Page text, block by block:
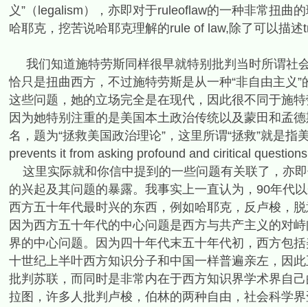
义”（legalism），亦即对于ruleoflaw的一种非常扭曲
哈耶克，挖苦说哈耶克理解的rule of law,除了可以描
我们知道施特劳斯同样很早就特别批判当时所谓社
恰只是扭曲西方，不过施特劳斯是从一种“非自由主义
这些问题，她的立场完全是在现代，因此很不同于施
因为她特别注重的是美国本土政治传统以及蒙田和孟
名，题为“拯救美国政治理论”，这里所谓“拯救”就是
prevents it from asking profound and ciritical
这里实际就和你信中提到的一些问题有关联了，亦
的兴起及其问题的暴露。我事实上一直认为，90年代
西方五十年代最时兴的东西，例如哈耶克，反卢梭，
因为西方五十年代的中心问题是西方与共产主义的对
界的中心问题。因为四十年代末五十年代初，西方包
十世纪上半叶西方知识分子和中国一样普遍亲左，因
批判苏联，而同时是非常内在于西方知识界学术界自
拉图，许多人批判卢梭，伯林的两种自由，社会科学